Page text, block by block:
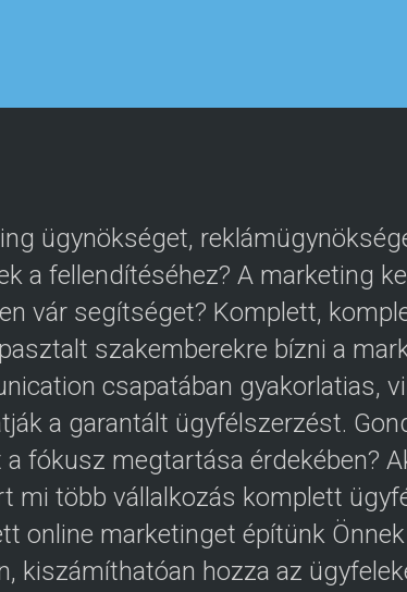
ügynökséget,
a fellendítéséhez? A marketing
vár segítséget? Komplett,
szakemberekre bízni a
csapatában gyakorlatias,
a garantált ügyfélszerzést.
fókusz megtartása érdekében?
mi több vállalkozás komplett
online marketinget építünk
kiszámíthatóan hozza az